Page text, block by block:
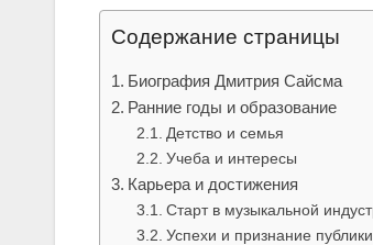
Содержание страницы
Биография Дмитрия Сайсма
Ранние годы и образование
Детство и семья
Учеба и интересы
Карьера и достижения
Старт в музыкальной
Успехи и признание публики